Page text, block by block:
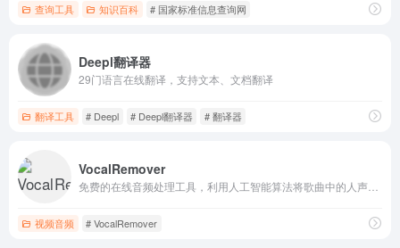
查询工具 知识百科 # 国家标准信息查询网
Deepl翻译器
29门语言在线翻译，支持文本、文档翻译
翻译工具 # Deepl # Deepl翻译器 # 翻译器
VocalRemover
视频音频 # VocalRemover